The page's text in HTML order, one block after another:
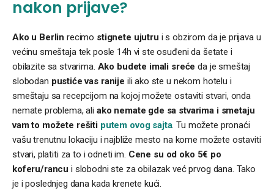
nakon prijave?
Ako u Berlinrecimo stignete ujutru i s obzirom da je prijava u
većinu smeštaja tek posle 14h vi ste osuđeni da šetate i
obilazite sa stvarima. Ako budete imali sreće da je smeštaj
slobodan pustiće vas ranije ili ako ste u nekom hotelu i
smeštaju sa recepcijom na kojoj možete ostaviti stvari, onda
nemate problema, ali ako nemate gde sa stvarima i smetaju
vam to možete rešiti putem ovog sajta. Tu možete pronaći
vašu trenutnu lokaciju i najbliže mesto na kome možete ostaviti
stvari, platiti za to i odneti im. Cene su od oko 5€ po
koferu/rancu i slobodni ste za obilazak već prvog dana. Tako
je i poslednjeg dana kada krenete kući.